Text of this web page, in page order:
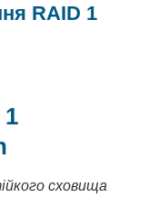
RAID 1
сховища